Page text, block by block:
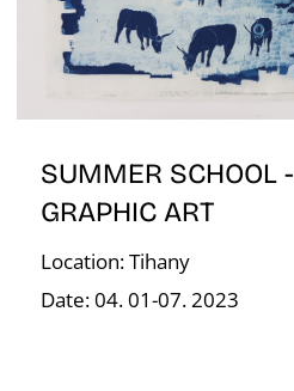
SUMMER SCHOOL -
GRAPHIC ART
Location: Tihany
Date: 04. 01-07. 2023